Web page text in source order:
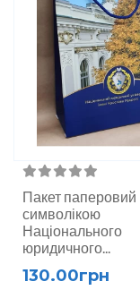
Пакет паперовий
символікою
Національного
юридичного...
130.00грн